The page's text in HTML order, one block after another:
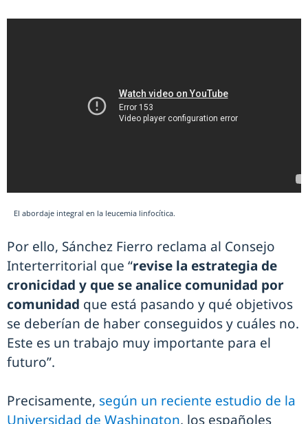
El abordaje integral en la leucemia linfocítica.
Por ello, Sánchez Fierro reclama al Consejo
Interterritorial que “revise la estrategia de
cronicidad y que se analice comunidad por
comunidad que está pasando y qué objetivos
se deberían de haber conseguidos y cuáles no.
Este es un trabajo muy importante para el
futuro”.
Precisamente, según un reciente estudio de la
Universidad de Washington, los españoles